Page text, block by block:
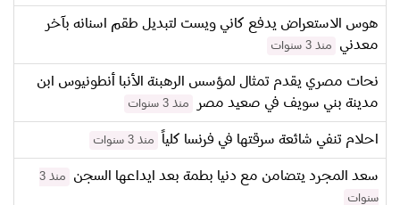
هوس الاستعراض يدفع كاني ويست لتبديل طقم اسنانه بآخر
معدني
منذ 3 سنوات
نحات مصري يقدم تمثال لمؤسس الرهبنة الأنبا أنطونيوس ابن
مدينة بني سويف في صعيد مصر
منذ 3 سنوات
احلام تنفي شائعة سرقتها في فرنسا كلياً منذ 3 سنوات
سعد المجرد يتضامن مع دنيا بطمة بعد ايداعها السجن
منذ 3
سنوات